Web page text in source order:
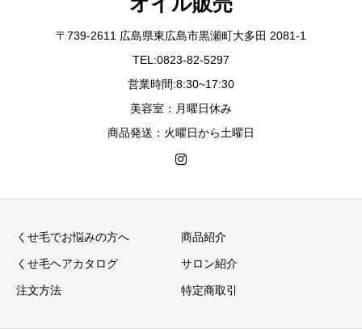
〒739-2611 広島県東広島市黒瀬町大多田 2081-1
TEL:0823-82-5297
営業時間:8:30~17:30
美容室：月曜日休み
商品発送：火曜日から土曜日
くせ毛でお悩みの方へ 商品紹介
くせ毛ヘアカタログ サロン紹介
注文方法 特定商取引